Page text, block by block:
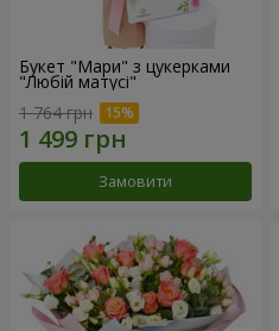
Букет "Мари" з цукерками
"Любій матусі"
1 764 грн
Замовити